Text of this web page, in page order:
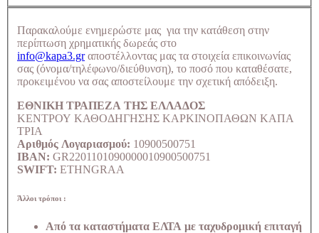
Παρακαλούμε ενημερώστε μας για την κατάθεση στην
περίπτωση χρηματικής δωρεάς στο
info@kapa3.grαποστέλλοντας μας τα στοιχεία επικοινωνίας
σας (όνομα/τηλέφωνο/διεύθυνση), το ποσό που καταθέσατε,
προκειμένου να σας αποστείλουμε την σχετική απόδειξη.
ΕΘΝΙΚΗ ΤΡΑΠΕΖΑ ΤΗΣ ΕΛΛΑΔΟΣ
ΚΕΝΤΡΟΥ ΚΑΘΟΔΗΓΗΣΗΣ ΚΑΡΚΙΝΟΠΑΘΩΝ ΚΑΠΑ
ΤΡΙΑ
Αριθμός Λογαριασμού: 10900500751
IBAN: GR2201101090000010900500751
SWIFT: ETHNGRAA
Άλλοι τρόποι :
Από τα καταστήματα ΕΛΤΑ με ταχυδρομική επιταγή